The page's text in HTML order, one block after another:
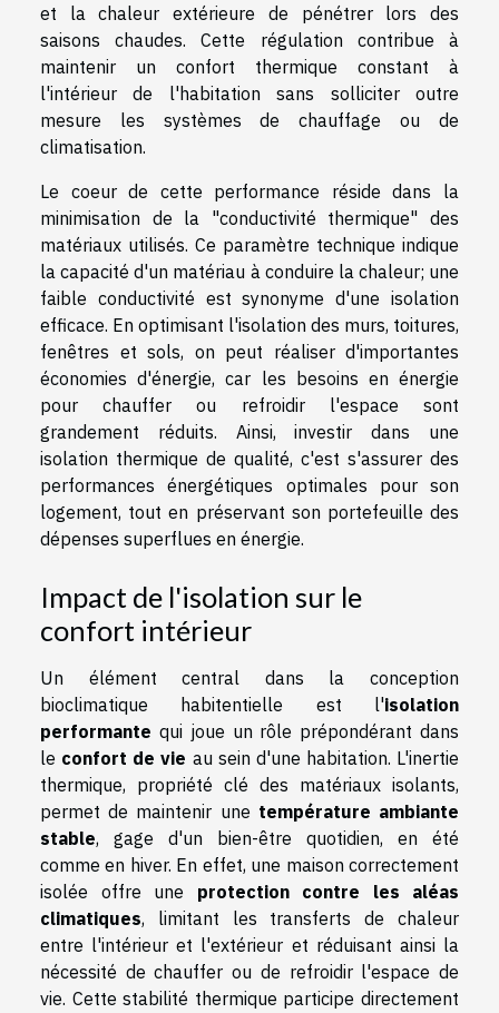
et la chaleur extérieure de pénétrer lors des
saisons chaudes. Cette régulation contribue à
maintenir un confort thermique constant à
l'intérieur de l'habitation sans solliciter outre
mesure les systèmes de chauffage ou de
climatisation.
Le coeur de cette performance réside dans la
minimisation de la "conductivité thermique" des
matériaux utilisés. Ce paramètre technique indique
la capacité d'un matériau à conduire la chaleur; une
faible conductivité est synonyme d'une isolation
efficace. En optimisant l'isolation des murs, toitures,
fenêtres et sols, on peut réaliser d'importantes
économies d'énergie, car les besoins en énergie
pour chauffer ou refroidir l'espace sont
grandement réduits. Ainsi, investir dans une
isolation thermique de qualité, c'est s'assurer des
performances énergétiques optimales pour son
logement, tout en préservant son portefeuille des
dépenses superflues en énergie.
Impact de l'isolation sur le
confort intérieur
Un élément central dans la conception
bioclimatique habitentielle est l'isolation
performante qui joue un rôle prépondérant dans
le confort de vie au sein d'une habitation. L'inertie
thermique, propriété clé des matériaux isolants,
permet de maintenir une température ambiante
stable, gage d'un bien-être quotidien, en été
comme en hiver. En effet, une maison correctement
isolée offre une protection contre les aléas
climatiques, limitant les transferts de chaleur
entre l'intérieur et l'extérieur et réduisant ainsi la
nécessité de chauffer ou de refroidir l'espace de
vie. Cette stabilité thermique participe directement